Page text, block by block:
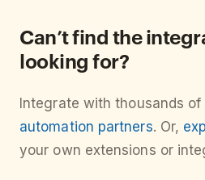
Can’t find the
looking for?
Integrate with thousands
automation partners. Or,
your own extensions or